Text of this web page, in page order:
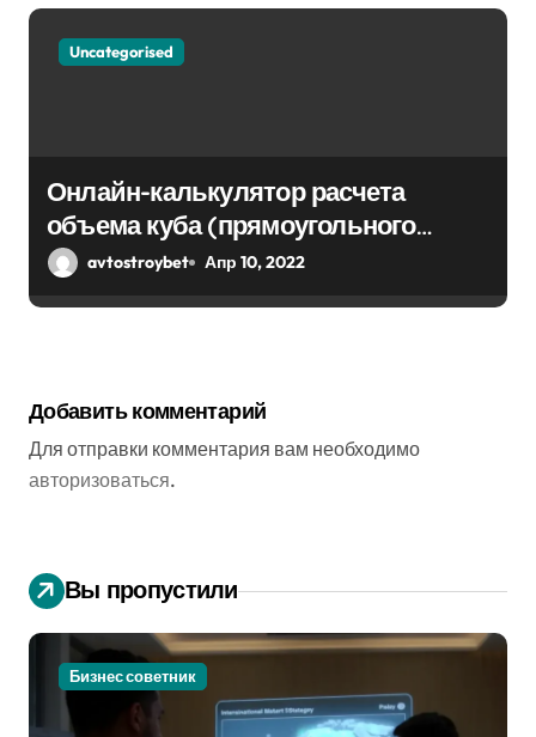
Uncategorised
Онлайн-калькулятор расчета
объема куба (прямоугольного
парралепипеда)
avtostroybet Апр 10, 2022
Добавить комментарий
Для отправки комментария вам необходимо
авторизоваться.
Вы пропустили
Бизнес советник